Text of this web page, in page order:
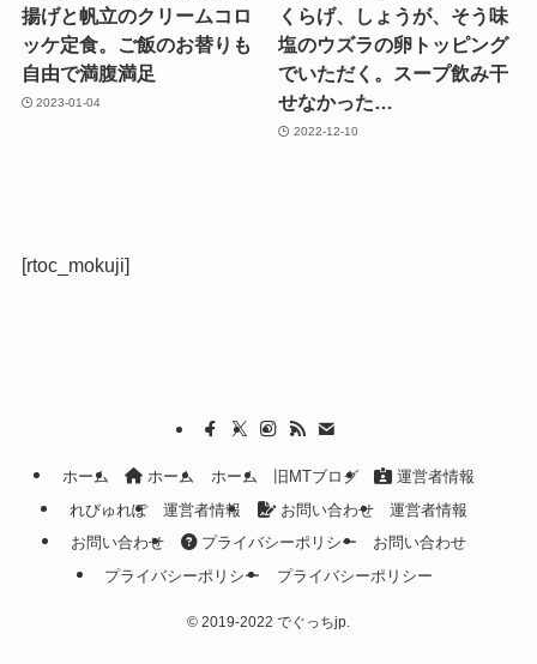
揚げと帆立のクリームコロ
ッケ定食。ご飯のお替りも
自由で満腹満足
2023-01-04
くらげ、しょうが、そう味
塩のウズラの卵トッピング
でいただく。スープ飲み干
せなかった…
2022-12-10
[rtoc_mokuji]
ホーム ホーム ホーム 旧MTブログ
運営者情報
れびゅれぽ
運営者情報 お問い合わせ
運営者情報
お問い合わせ
プライバシーポリシー
お問い合わせ
プライバシーポリシー
プライバシーポリシー
© 2019-2022 でぐっちjp.